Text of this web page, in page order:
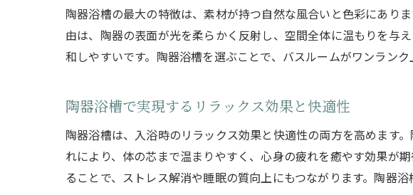
陶器
陶器
陶器
陶器
陶器
陶器
陶器浴槽の最大の特徴は、素材が持つ自然な風合いと色彩にあり
由は、陶器の表面が光を柔らかく反射し、空間全体に温もりを与
和しやすいです。陶器浴槽を選ぶことで、バスルームがワンランク
陶器浴槽で実現するリラックス効果と快適性
陶器浴槽は、入浴時のリラックス効果と快適性の両方を高めます
れにより、体の芯まで温まりやすく、心身の疲れを癒やす効果が
ることで、ストレス解消や睡眠の質向上にもつながります。陶器浴